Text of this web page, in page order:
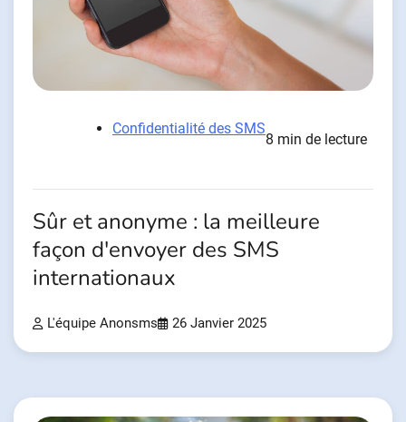
Confidentialité des SMS
8 min de lecture
Sûr et anonyme : la meilleure
façon d'envoyer des SMS
internationaux
L'équipe Anonsms 26 Janvier 2025